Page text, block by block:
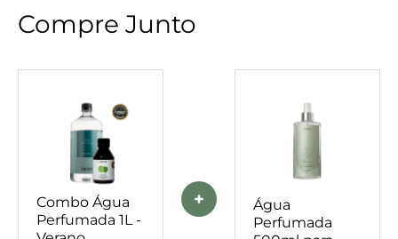
Compre Junto
Combo Água
Perfumada 1L -
+
Água
Perfumada